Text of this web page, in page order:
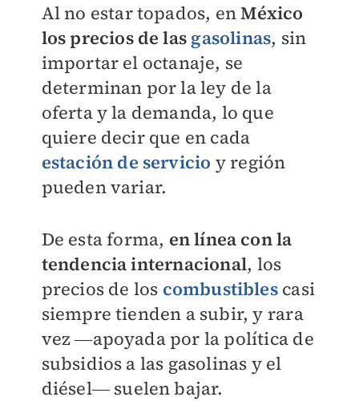
Al no estar topados, enMéxico
los precios de las gasolinas, sin
importar el octanaje, se
determinan por la ley de la
oferta y la demanda, lo que
quiere decir que en cada
estación de servicio y región
pueden variar.
De esta forma, en línea con la
tendencia internacional, los
precios de los combustiblescasi
siempre tienden a subir, y rara
vez ―apoyada por la política de
subsidios a las gasolinas y el
diésel― suelen bajar.